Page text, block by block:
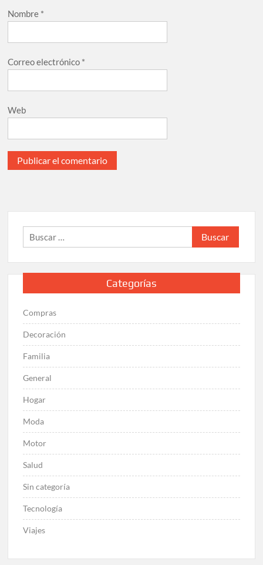
Nombre *
Correo electrónico *
Web
Buscar:
Categorías
Compras
Decoración
Familia
General
Hogar
Moda
Motor
Salud
Sin categoría
Tecnología
Viajes